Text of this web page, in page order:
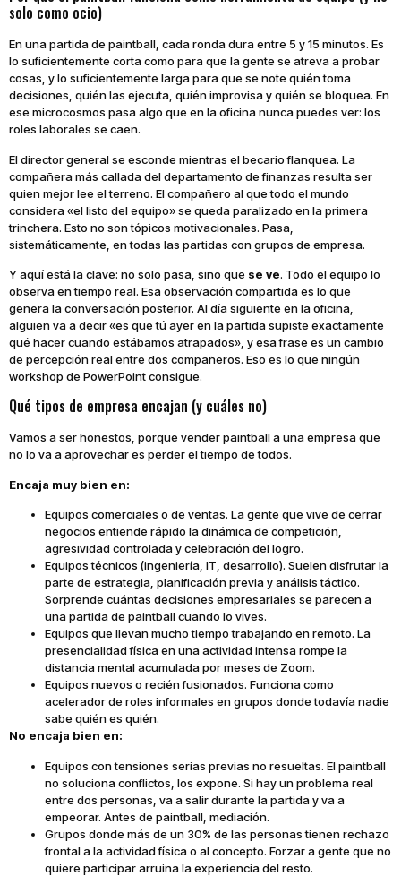
solo como ocio)
En una partida de paintball, cada ronda dura entre 5 y 15 minutos. Es
lo suficientemente corta como para que la gente se atreva a probar
cosas, y lo suficientemente larga para que se note quién toma
decisiones, quién las ejecuta, quién improvisa y quién se bloquea. En
ese microcosmos pasa algo que en la oficina nunca puedes ver: los
roles laborales se caen.
El director general se esconde mientras el becario flanquea. La
compañera más callada del departamento de finanzas resulta ser
quien mejor lee el terreno. El compañero al que todo el mundo
considera «el listo del equipo» se queda paralizado en la primera
trinchera. Esto no son tópicos motivacionales. Pasa,
sistemáticamente, en todas las partidas con grupos de empresa.
Y aquí está la clave: no solo pasa, sino que se ve. Todo el equipo lo
observa en tiempo real. Esa observación compartida es lo que
genera la conversación posterior. Al día siguiente en la oficina,
alguien va a decir «es que tú ayer en la partida supiste exactamente
qué hacer cuando estábamos atrapados», y esa frase es un cambio
de percepción real entre dos compañeros. Eso es lo que ningún
workshop de PowerPoint consigue.
Qué tipos de empresa encajan (y cuáles no)
Vamos a ser honestos, porque vender paintball a una empresa que
no lo va a aprovechar es perder el tiempo de todos.
Encaja muy bien en:
Equipos comerciales o de ventas. La gente que vive de cerrar
negocios entiende rápido la dinámica de competición,
agresividad controlada y celebración del logro.
Equipos técnicos (ingeniería, IT, desarrollo). Suelen disfrutar la
parte de estrategia, planificación previa y análisis táctico.
Sorprende cuántas decisiones empresariales se parecen a
una partida de paintball cuando lo vives.
Equipos que llevan mucho tiempo trabajando en remoto. La
presencialidad física en una actividad intensa rompe la
distancia mental acumulada por meses de Zoom.
Equipos nuevos o recién fusionados. Funciona como
acelerador de roles informales en grupos donde todavía nadie
sabe quién es quién.
No encaja bien en:
Equipos con tensiones serias previas no resueltas. El paintball
no soluciona conflictos, los expone. Si hay un problema real
entre dos personas, va a salir durante la partida y va a
empeorar. Antes de paintball, mediación.
Grupos donde más de un 30% de las personas tienen rechazo
frontal a la actividad física o al concepto. Forzar a gente que no
quiere participar arruina la experiencia del resto.